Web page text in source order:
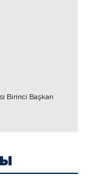
Birinci Başkan